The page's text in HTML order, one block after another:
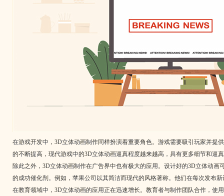
在游戏开发中，3D立体动画制作同样扮演着重要角色。游戏需要吸引玩家并
的不断提高，现代游戏中的3D立体动画逼真程度越来越高，具有更多细节和逼
除此之外，3D立体动画制作在广告界中也有极大的应用。设计好的3D立体动
的成功催化剂。例如，苹果公司以其简洁而现代的风格著称。他们在每次发布
在教育领域中，3D立体动画的应用正在迅速增长。教育者与制作团队合作，